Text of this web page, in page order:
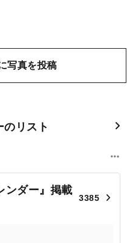
写真を投稿
のリスト
ンダー』掲載
3385